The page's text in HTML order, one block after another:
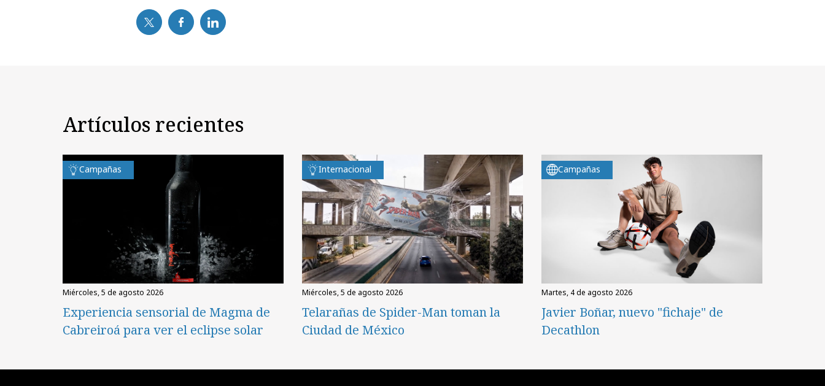
Artículos recientes
Campañas
miércoles, 5 de agosto 2026
Experiencia sensorial de Magma de
Cabreiroá para ver el eclipse solar
Internacional
miércoles, 5 de agosto 2026
Telarañas de Spider-Man toman la
Ciudad de México
Campañas
martes, 4 de agosto 2026
Javier Boñar, nuevo "fichaje" de
Decathlon